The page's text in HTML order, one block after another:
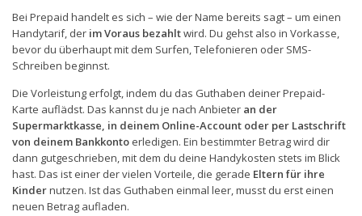
Bei Prepaid handelt es sich – wie der Name bereits sagt – um einen
Handytarif, der im Voraus bezahltwird. Du gehst also in Vorkasse,
bevor du überhaupt mit dem Surfen, Telefonieren oder SMS-
Schreiben beginnst.
Die Vorleistung erfolgt, indem du das Guthaben deiner Prepaid-
Karte auflädst. Das kannst du je nach Anbieter an der
Supermarktkasse, in deinem Online-Account oder per Lastschrift
von deinem Bankkonto erledigen. Ein bestimmter Betrag wird dir
dann gutgeschrieben, mit dem du deine Handykosten stets im Blick
hast. Das ist einer der vielen Vorteile, die gerade Eltern für ihre
Kindernutzen. Ist das Guthaben einmal leer, musst du erst einen
neuen Betrag aufladen.